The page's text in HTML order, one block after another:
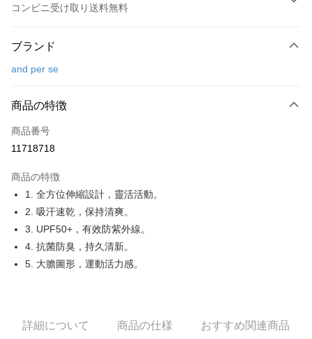
コンビニ受け取り送料無料
クレジットカード1回払い
LINE Pay
Apple Pay
Easy Wallet
OP Pay Later
説明
【OP Pay Later 使用説明】
1. 本サービスは台湾大哥大によって提供され、台湾大哥大のユーザーは追
加の申請なしで即時に利用可能です。
を基準とします。
AFTEE代金後払い
説明
2.SMSで認証してお支払い手続を進めてください。
3.注文するときのお支払いは不要です。商品はご指定の住所に配送されま
配送方法
ブランド
and per se
商品の特徴
商品番号
11718718
商品の特徴
1. 全方位伸縮設計，靈活活動。
2. 吸汗速乾，保持清爽。
3. UPF50+，有效防紫外線。
4. 抗菌防臭，持久清新。
5. 大膽圖形，運動活力感。
詳細について 商品の仕様 おすすめ関連商品